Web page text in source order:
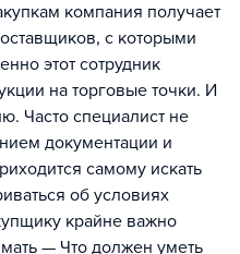
компания получает
с которыми
этот сотрудник
на торговые точки. И
Часто специалист не
документации и
самому искать
об условиях
крайне важно
— Что должен уметь